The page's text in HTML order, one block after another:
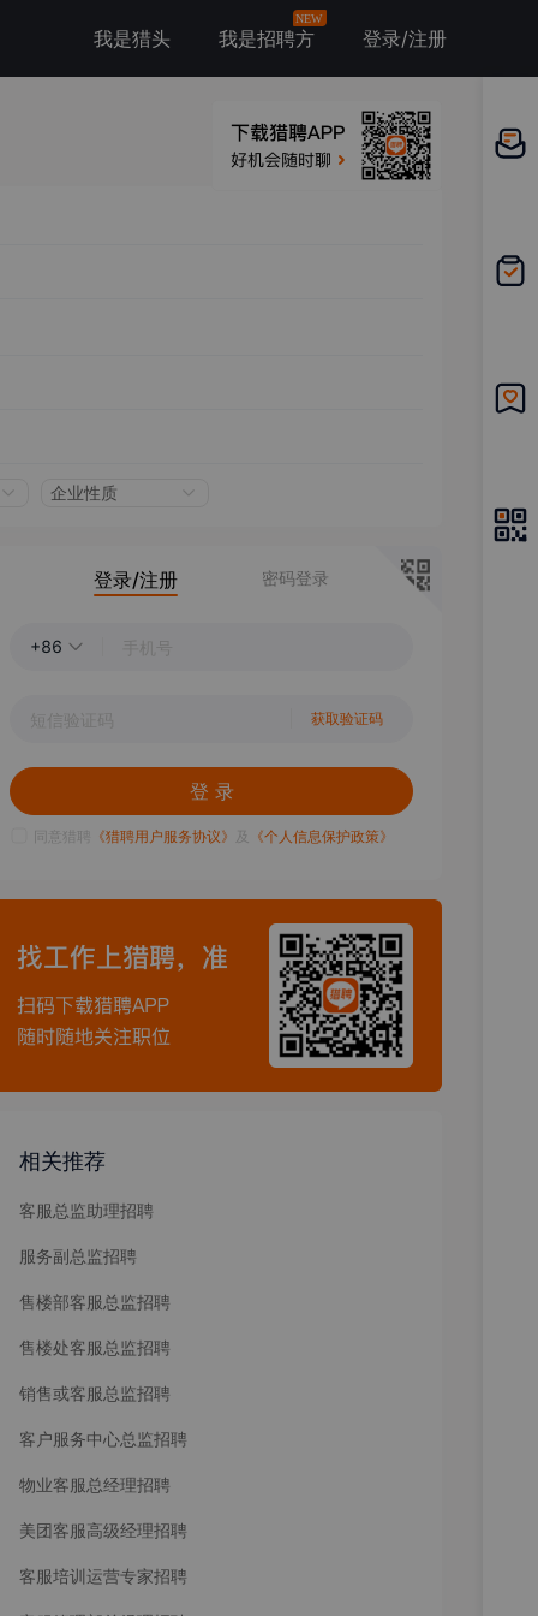
我是猎头 我是招聘方
NEW
登录/注册
企业性质
登录/注册 密码登录
+86
获取验证码
登 录
同意猎聘 《猎聘用户服务协议》 及 《个人信息保护政策》
相关推荐
客服总监助理招聘
服务副总监招聘
售楼部客服总监招聘
售楼处客服总监招聘
销售或客服总监招聘
客户服务中心总监招聘
物业客服总经理招聘
美团客服高级经理招聘
客服培训运营专家招聘